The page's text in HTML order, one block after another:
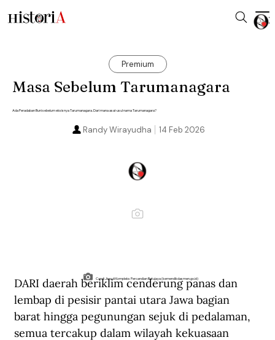
Premium
Masa Sebelum Tarumanagara
Ada Peradaban Buni sebelum eksisnya Tarumanagara. Dari mana asal-usul nama Tarumanagara?
14 Feb 2026
Randy Wirayudha
Candi Jiwa di Kompleks Percandian Batujaya (kemendikdasmen.go.id)
DARI daerah beriklim cenderung panas dan
lembap di pesisir pantai utara Jawa bagian
barat hingga pegunungan sejuk di pedalaman,
semua tercakup dalam wilayah kekuasaan